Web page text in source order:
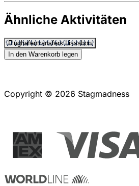
Ähnliche Aktivitäten
Flughafentransfers Lissabon
In den Warenkorb legen
Copyright © 2026 Stagmadness